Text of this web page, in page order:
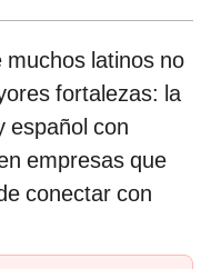
muchos latinos no
fortalezas: la
español con
empresas que
conectar con